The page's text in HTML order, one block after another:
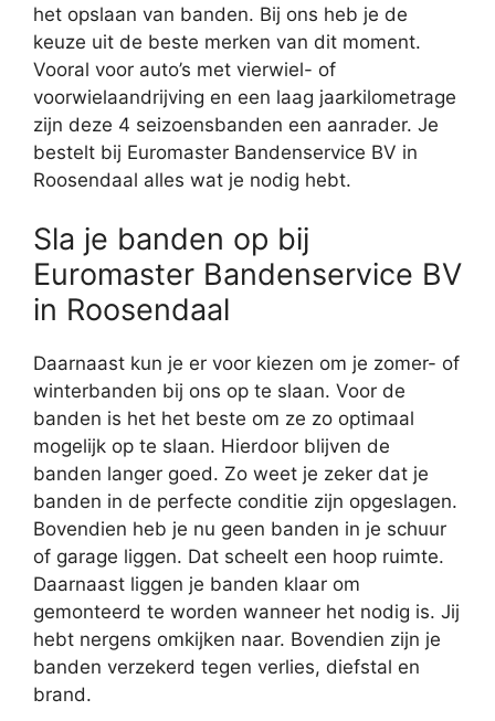
het opslaan van banden. Bij ons heb je de
keuze uit de beste merken van dit moment.
Vooral voor auto’s met vierwiel- of
voorwielaandrijving en een laag jaarkilometrage
zijn deze 4 seizoensbanden een aanrader. Je
bestelt bij Euromaster Bandenservice BV in
Roosendaal alles wat je nodig hebt.
Sla je banden op bij
Euromaster Bandenservice BV
in Roosendaal
Daarnaast kun je er voor kiezen om je zomer- of
winterbanden bij ons op te slaan. Voor de
banden is het het beste om ze zo optimaal
mogelijk op te slaan. Hierdoor blijven de
banden langer goed. Zo weet je zeker dat je
banden in de perfecte conditie zijn opgeslagen.
Bovendien heb je nu geen banden in je schuur
of garage liggen. Dat scheelt een hoop ruimte.
Daarnaast liggen je banden klaar om
gemonteerd te worden wanneer het nodig is. Jij
hebt nergens omkijken naar. Bovendien zijn je
banden verzekerd tegen verlies, diefstal en
brand.